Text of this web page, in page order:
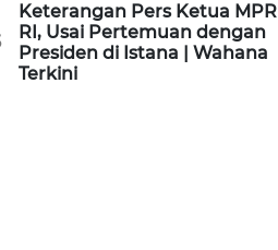
Keterangan Pers Ketua MPR
RI, Usai Pertemuan dengan
Presiden di Istana | Wahana
Terkini